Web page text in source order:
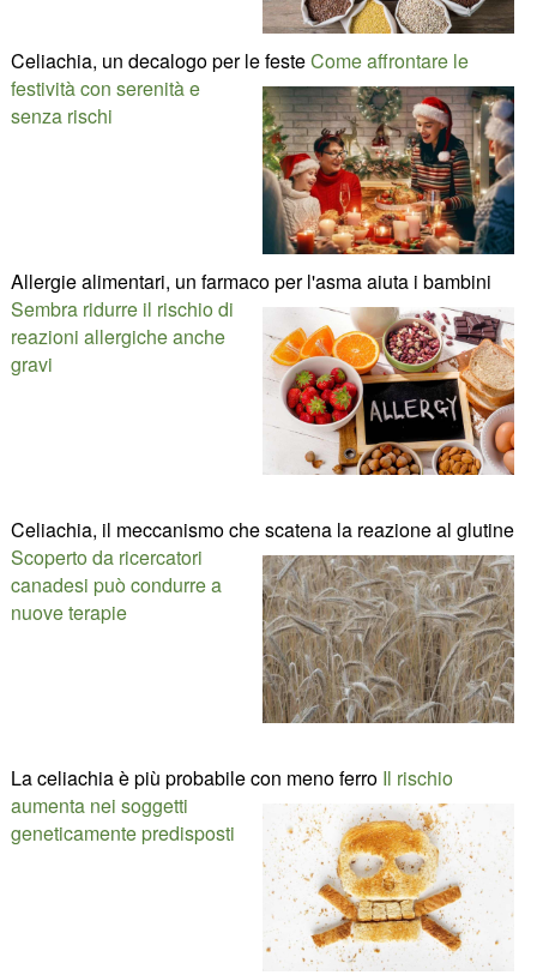
Celiachia, un decalogo per le festeCome affrontare le
festività con serenità e
senza rischi
Allergie alimentari, un farmaco per l'asma aiuta i bambini
Sembra ridurre il rischio di
reazioni allergiche anche
gravi
Celiachia, il meccanismo che scatena la reazione al glutine
Scoperto da ricercatori
canadesi può condurre a
nuove terapie
La celiachia è più probabile con meno ferro Il rischio
aumenta nei soggetti
geneticamente predisposti